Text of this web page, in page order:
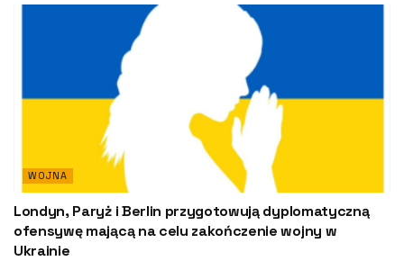
WOJNA
Londyn, Paryż i Berlin przygotowują dyplomatyczną
ofensywę mającą na celu zakończenie wojny w
Ukrainie